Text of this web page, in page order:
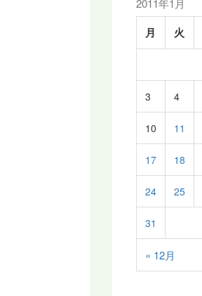
2011年1月
月 火
« 12月
3 4
10 11
17 18
24 25
31